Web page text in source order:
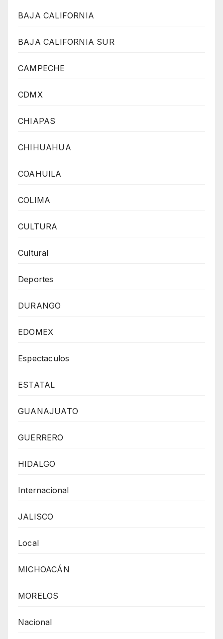
BAJA CALIFORNIA
BAJA CALIFORNIA SUR
CAMPECHE
CDMX
CHIAPAS
CHIHUAHUA
COAHUILA
COLIMA
CULTURA
Cultural
Deportes
DURANGO
EDOMEX
Espectaculos
ESTATAL
GUANAJUATO
GUERRERO
HIDALGO
Internacional
JALISCO
Local
MICHOACÁN
MORELOS
Nacional